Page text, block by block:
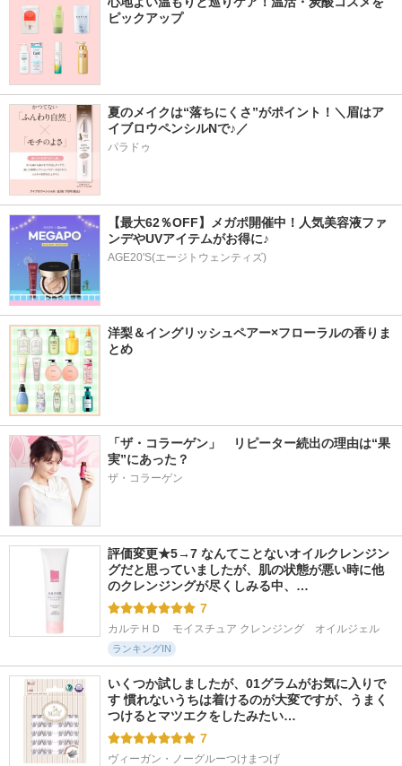
ピックアップ
夏のメイクは“落ちにくさ”がポイント！＼眉はア
イブロウペンシルNで♪／
パラドゥ
【最大62％OFF】メガポ開催中！人気美容液ファ
ンデやUVアイテムがお得に♪
AGE20'S(エージトウェンティズ)
洋梨＆イングリッシュペアー×フローラルの香りま
とめ
「ザ・コラーゲン」　リピーター続出の理由は“果
実”にあった？
ザ・コラーゲン
評価変更★5→7 なんてことないオイルクレンジン
グだと思っていましたが、肌の状態が悪い時に他
のクレンジングが尽くしみる中、…
7
カルテＨＤ　モイスチュア クレンジング　オイルジェル
ランキングIN
いくつか試しましたが、01グラムがお気に入りで
す 慣れないうちは着けるのが大変ですが、うまく
つけるとマツエクをしたみたい…
7
ヴィーガン・ノーグルーつけまつげ